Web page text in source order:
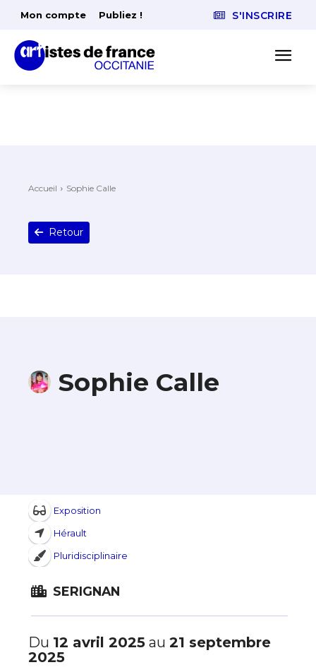
Mon compte Publiez ! S'INSCRIRE
Accueil Sophie Calle
Retour
Sophie Calle
Exposition
Hérault
Pluridisciplinaire
SERIGNAN
Du 12 avril 2025 au 21 septembre
2025